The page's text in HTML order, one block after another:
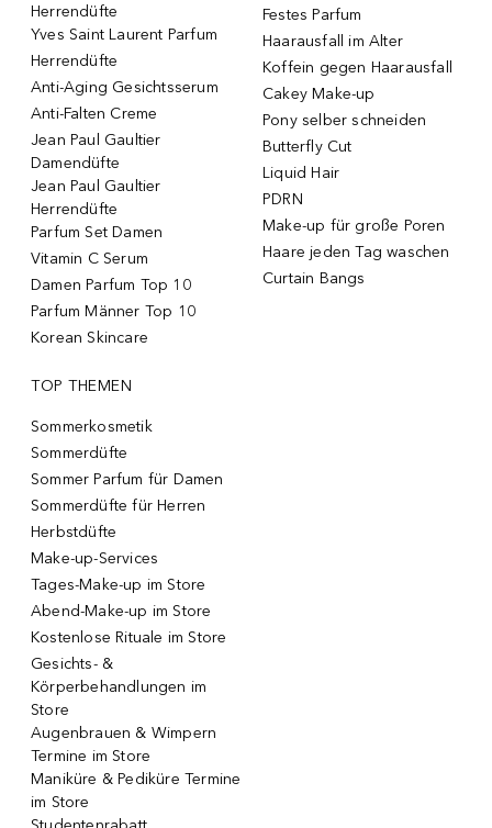
Herrendüfte
Yves Saint Laurent Parfum
Herrendüfte
Anti-Aging Gesichtsserum
Anti-Falten Creme
Jean Paul Gaultier
Damendüfte
Jean Paul Gaultier
Herrendüfte
Parfum Set Damen
Vitamin C Serum
Damen Parfum Top 10
Parfum Männer Top 10
Korean Skincare
Festes Parfum
Haarausfall im Alter
Koffein gegen Haarausfall
Cakey Make-up
Pony selber schneiden
Butterfly Cut
Liquid Hair
PDRN
Make-up für große Poren
Haare jeden Tag waschen
Curtain Bangs
TOP THEMEN
Sommerkosmetik
Sommerdüfte
Sommer Parfum für Damen
Sommerdüfte für Herren
Herbstdüfte
Make-up-Services
Tages-Make-up im Store
Abend-Make-up im Store
Kostenlose Rituale im Store
Gesichts- &
Körperbehandlungen im
Store
Augenbrauen & Wimpern
Termine im Store
Maniküre & Pediküre Termine
im Store